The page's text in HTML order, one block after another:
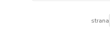
strana